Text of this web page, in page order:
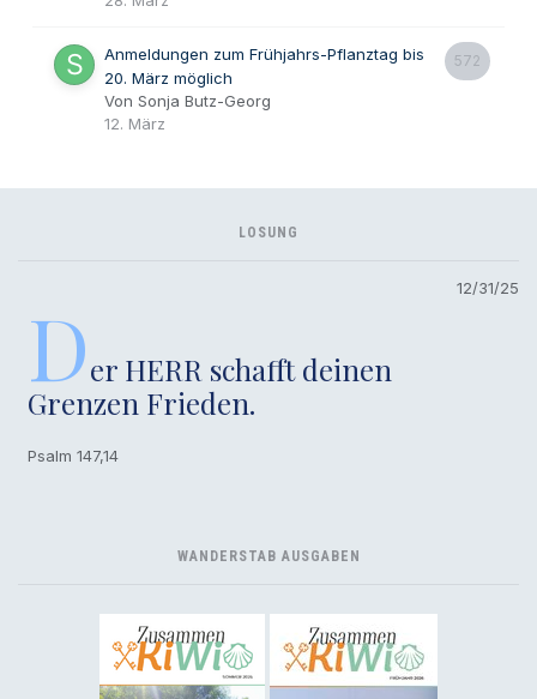
572
Anmeldungen zum Frühjahrs-Pflanztag bis
20. März möglich
Von Sonja Butz-Georg
12. März
LOSUNG
12/31/25
Der HERR schafft deinen
Grenzen Frieden.
Psalm 147,14
WANDERSTAB AUSGABEN